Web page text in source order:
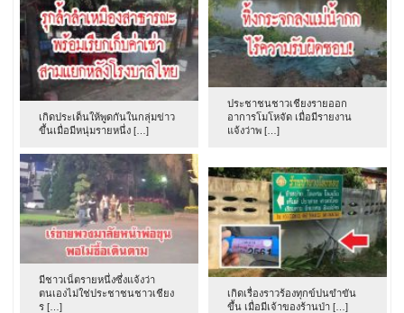
เกิดประเด็นให้พูดกันในกลุ่มข่าว
ขึ้นเมื่อมีหนุ่มรายหนึ่ง […]
ประชาชนชาวเชียงรายออก
อาการโมโหจัด เมื่อมีรายงาน
แจ้งว่าพ […]
มีชาวเน็ตรายหนึ่งซึ่งแจ้งว่า
ตนเองไม่ใช่ประชาชนชาวเชียง
ร […]
เกิดเรื่องราวร้องทุกข์ปนขำขัน
ขึ้น เมื่อมีเจ้าของร้านป่า […]